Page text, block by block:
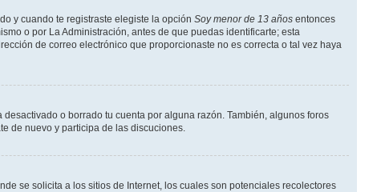
y cuando te registraste elegiste la opción Soy menor de 13 años entonces
o por La Administración, antes de que puedas identificarte; esta
de correo electrónico que proporcionaste no es correcta o tal vez haya
o borrado tu cuenta por alguna razón. También, algunos foros
de nuevo y participa de las discuciones.
se solicita a los sitios de Internet, los cuales son potenciales recolectores